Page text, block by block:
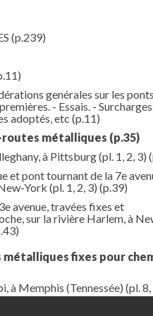
(p.239)
genérales sur les
- Essais. -
adoptés, etc (p.11)
routes métalliques (p.35)
à Pittsburg (pl. 1, 2, 3)
et pont tournant de la 7e
York (pl. 1, 2, 3) (p.39)
avenue, travées fixes et
sur la rivière Harlem, à
métalliques fixes pour
à Memphis (Tennessée) (pl. 8,